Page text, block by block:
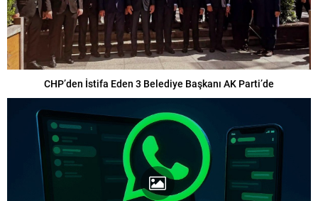
CHP’den İstifa Eden 3 Belediye Başkanı AK Parti’de